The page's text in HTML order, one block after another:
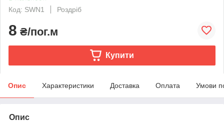
Код: SWN1
Роздріб
8 ₴/пог.м
Купити
Опис Характеристики Доставка Оплата Умови
Опис